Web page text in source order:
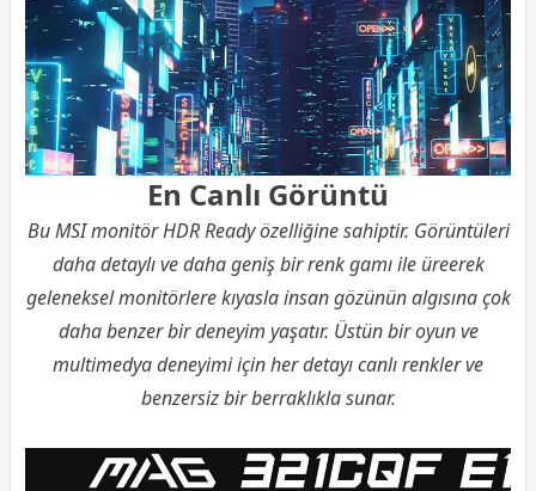
En Canlı Görüntü
Bu MSI monitör HDR Ready özelliğine sahiptir. Görüntüleri
daha detaylı ve daha geniş bir renk gamı ile üreerek
geleneksel monitörlere kıyasla insan gözünün algısına çok
daha benzer bir deneyim yaşatır. Üstün bir oyun ve
multimedya deneyimi için her detayı canlı renkler ve
benzersiz bir berraklıkla sunar.